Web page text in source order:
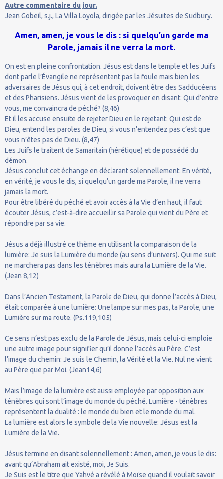
Autre commentaire du jour.
Jean Gobeil, s.j., La Villa Loyola, dirigée par les Jésuites de Sudbury.
Amen, amen, je vous le dis : si quelqu’un garde ma
Parole, jamais il ne verra la mort.
On est en pleine confrontation. Jésus est dans le temple et les Juifs
dont parle l’Évangile ne représentent pas la foule mais bien les
adversaires de Jésus qui, à cet endroit, doivent être des Sadducéens
et des Pharisiens. Jésus vient de les provoquer en disant: Qui d’entre
vous, me convaincra de péché? (8,46)
Et il les accuse ensuite de rejeter Dieu en le rejetant: Qui est de
Dieu, entend les paroles de Dieu, si vous n’entendez pas c’est que
vous n’êtes pas de Dieu. (8,47)
Les Juifs le traitent de Samaritain (hérétique) et de possédé du
démon.
Jésus conclut cet échange en déclarant solennellement: En vérité,
en vérité, je vous le dis, si quelqu’un garde ma Parole, il ne verra
jamais la mort.
Pour être libéré du péché et avoir accès à la Vie d’en haut, il faut
écouter Jésus, c’est-à-dire accueillir sa Parole qui vient du Père et
répondre par sa vie.
Jésus a déjà illustré ce thème en utilisant la comparaison de la
lumière: Je suis la Lumière du monde (au sens d’univers). Qui me suit
ne marchera pas dans les ténèbres mais aura la Lumière de la Vie.
(Jean 8,12)
Dans l’Ancien Testament, la Parole de Dieu, qui donne l’accès à Dieu,
était comparée à une lumière: Une lampe sur mes pas, ta Parole, une
Lumière sur ma route. (Ps.119,105)
Ce sens n’est pas exclu de la Parole de Jésus, mais celui-ci emploie
une autre image pour signifier qu’il donne l’accès au Père. C’est
l’image du chemin: Je suis le Chemin, la Vérité et la Vie. Nul ne vient
au Père que par Moi. (Jean14,6)
Mais l’image de la lumière est aussi employée par opposition aux
ténèbres qui sont l’image du monde du péché. Lumière - ténèbres
représentent la dualité : le monde du bien et le monde du mal.
La lumière est alors le symbole de la Vie nouvelle: Jésus est la
Lumière de la Vie.
Jésus termine en disant solennellement : Amen, amen, je vous le dis:
avant qu’Abraham ait existé, moi, Je Suis.
Je Suis est le titre que Yahvé a révélé à Moïse quand il voulait savoir